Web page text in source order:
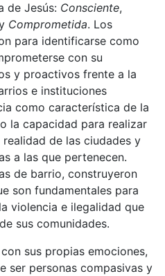
de Jesús: Consciente,
Comprometida. Los
para identificarse como
con su
y proactivos frente a la
e instituciones
como característica de la
la capacidad para realizar
de las ciudades y
a las que pertenecen.
de barrio, construyeron
son fundamentales para
violencia e ilegalidad que
sus comunidades.
sus propias emociones,
ser personas compasivas y